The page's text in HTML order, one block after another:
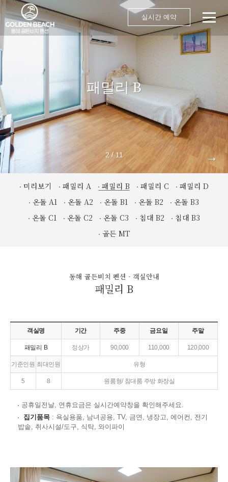
실시간 예약
패밀리 B
← 2/11 →
미리보기 패밀리 A 패밀리 B 패밀리 C
패밀리 D
온돌 A1
온돌 A2 온돌 B1 온돌 B2
온돌 B3
온돌 C1
온돌 C2 온돌 C3 침대 B2
침대 B3
골든 MT
동해 골든비치 펜션 - 객실안내
패밀리 B
객실명 기간 주중 금요일 주말
패밀리 B 정상가 90,000 110,000 120,000
기준인원 최대인원 유형
5 8 원룸형/ 침대룸 주방 화장실
공휴일전날, 연휴요금은 실시간예약창을 확인해주세요.
집기품목 : 욕실용품, 남녀공용, TV, 금연, 냉장고, 에어컨, 전기
밥솥, 취사시설/도구, 식탁, 와이파이